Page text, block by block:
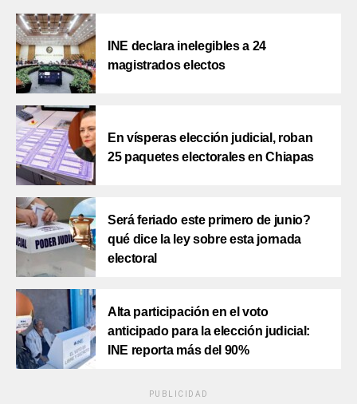
INE declara inelegibles a 24
magistrados electos
En vísperas elección judicial, roban
25 paquetes electorales en Chiapas
Será feriado este primero de junio?
qué dice la ley sobre esta jornada
electoral
Alta participación en el voto
anticipado para la elección judicial:
INE reporta más del 90%
PUBLICIDAD